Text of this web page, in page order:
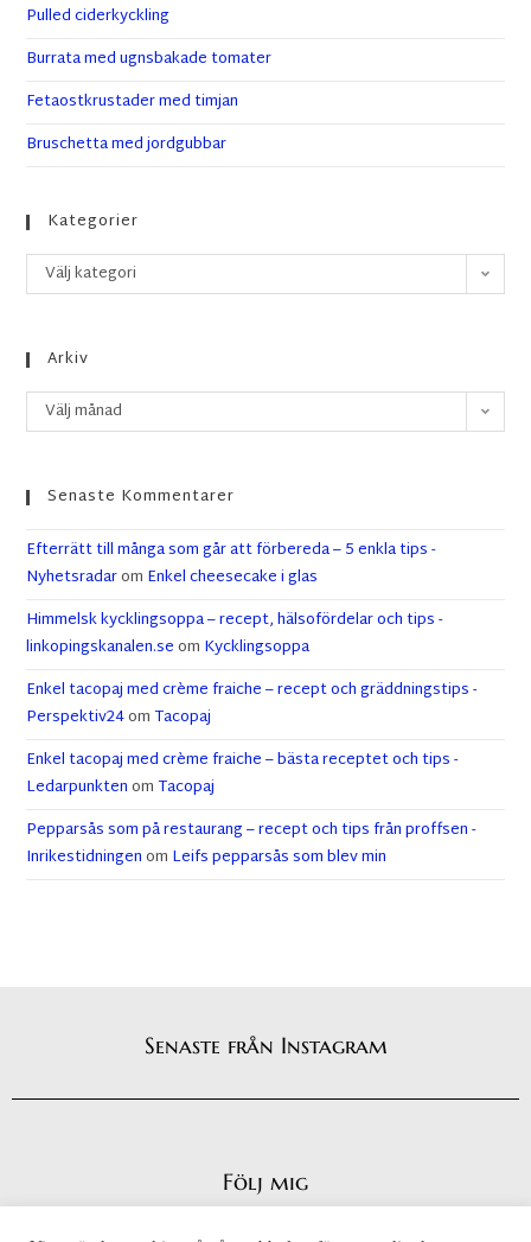
Pulled ciderkyckling
Burrata med ugnsbakade tomater
Fetaostkrustader med timjan
Bruschetta med jordgubbar
Kategorier
Välj kategori
Arkiv
Välj månad
Senaste Kommentarer
Efterrätt till många som går att förbereda – 5 enkla tips -
Nyhetsradarom Enkel cheesecake i glas
Himmelsk kycklingsoppa – recept, hälsofördelar och tips -
linkopingskanalen.seom Kycklingsoppa
Enkel tacopaj med crème fraiche – recept och gräddningstips -
Perspektiv24omTacopaj
Enkel tacopaj med crème fraiche – bästa receptet och tips -
LedarpunktenomTacopaj
Pepparsås som på restaurang – recept och tips från proffsen -
Inrikestidningenom Leifs pepparsås som blev min
Senaste från Instagram
Följ mig